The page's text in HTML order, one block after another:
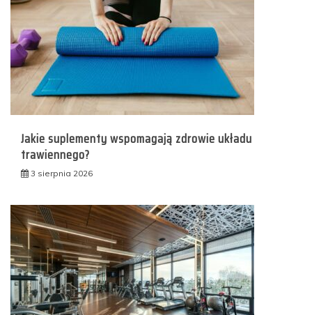
Jakie suplementy wspomagają zdrowie układu
trawiennego?
3 sierpnia 2026